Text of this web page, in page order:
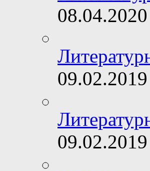
08.04.2020
09.02.2019
09.02.2019